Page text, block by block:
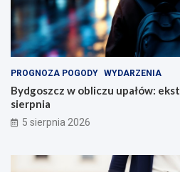
PROGNOZA POGODY WYDARZENIA
Bydgoszcz w obliczu upałów:
sierpnia
5 sierpnia 2026